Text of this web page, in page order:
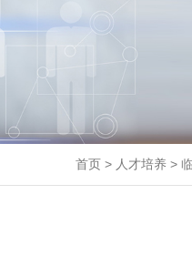
首页> 人才培养 >